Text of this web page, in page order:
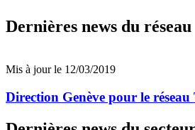
Dernières news du réseau
Mis à jour le 12/03/2019
Direction Genève pour le réseau